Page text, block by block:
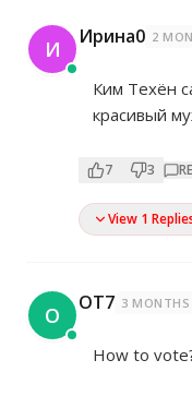
И Ирина0 2
Ким Техён
красивый
7 3
View 1
O OT7 3 MONTHS
How to